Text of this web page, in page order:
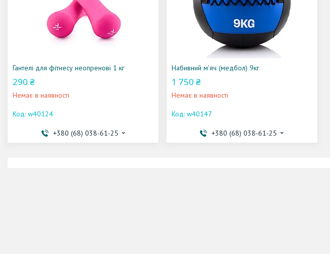
Гантелі для фітнесу неопренові 1 кг
290 ₴
Немає в наявності
w40124
+380 (68) 038-61-25
Набивний м'яч (медбол) 9кг
1 750 ₴
Немає в наявності
w40147
+380 (68) 038-61-25